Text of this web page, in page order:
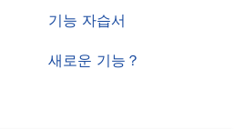
기능 자습서
새로운 기능？